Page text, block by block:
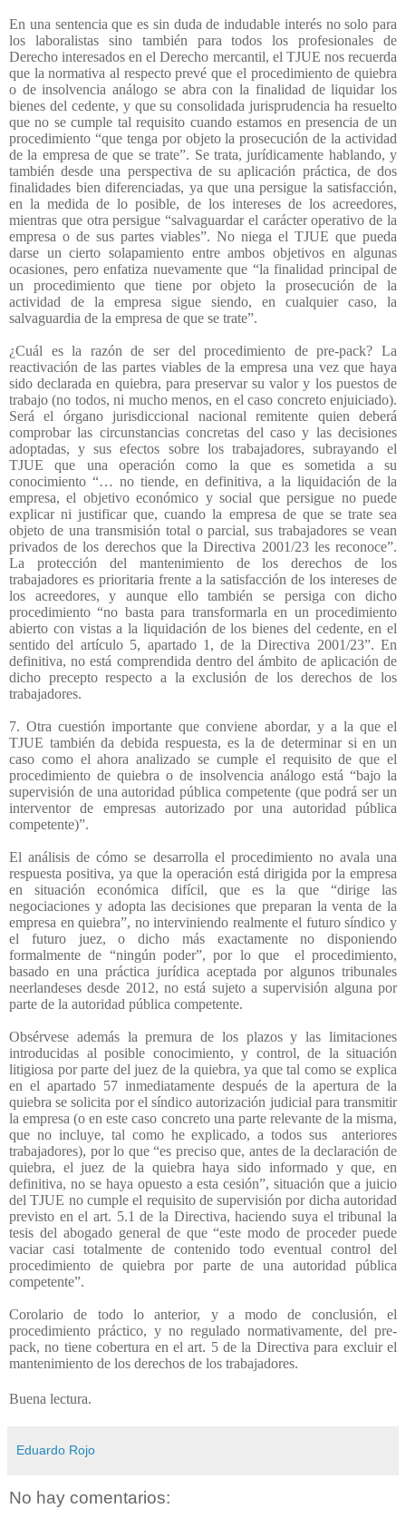
En una sentencia que es sin duda de indudable interés no solo para
los laboralistas sino también para todos los profesionales de
Derecho interesados en el Derecho mercantil, el TJUE nos recuerda
que la normativa al respecto prevé que el procedimiento de quiebra
o de insolvencia análogo se abra con la finalidad de liquidar los
bienes del cedente, y que su consolidada jurisprudencia ha resuelto
que no se cumple tal requisito cuando estamos en presencia de un
procedimiento “que tenga por objeto la prosecución de la actividad
de la empresa de que se trate”. Se trata, jurídicamente hablando, y
también desde una perspectiva de su aplicación práctica, de dos
finalidades bien diferenciadas, ya que una persigue la satisfacción,
en la medida de lo posible, de los intereses de los acreedores,
mientras que otra persigue “salvaguardar el carácter operativo de la
empresa o de sus partes viables”. No niega el TJUE que pueda
darse un cierto solapamiento entre ambos objetivos en algunas
ocasiones, pero enfatiza nuevamente que “la finalidad principal de
un procedimiento que tiene por objeto la prosecución de la
actividad de la empresa sigue siendo, en cualquier caso, la
salvaguardia de la empresa de que se trate”.
¿Cuál es la razón de ser del procedimiento de pre-pack? La
reactivación de las partes viables de la empresa una vez que haya
sido declarada en quiebra, para preservar su valor y los puestos de
trabajo (no todos, ni mucho menos, en el caso concreto enjuiciado).
Será el órgano jurisdiccional nacional remitente quien deberá
comprobar las circunstancias concretas del caso y las decisiones
adoptadas, y sus efectos sobre los trabajadores, subrayando el
TJUE que una operación como la que es sometida a su
conocimiento “… no tiende, en definitiva, a la liquidación de la
empresa, el objetivo económico y social que persigue no puede
explicar ni justificar que, cuando la empresa de que se trate sea
objeto de una transmisión total o parcial, sus trabajadores se vean
privados de los derechos que la Directiva 2001/23 les reconoce”.
La protección del mantenimiento de los derechos de los
trabajadores es prioritaria frente a la satisfacción de los intereses de
los acreedores, y aunque ello también se persiga con dicho
procedimiento “no basta para transformarla en un procedimiento
abierto con vistas a la liquidación de los bienes del cedente, en el
sentido del artículo 5, apartado 1, de la Directiva 2001/23”. En
definitiva, no está comprendida dentro del ámbito de aplicación de
dicho precepto respecto a la exclusión de los derechos de los
trabajadores.
7. Otra cuestión importante que conviene abordar, y a la que el
TJUE también da debida respuesta, es la de determinar si en un
caso como el ahora analizado se cumple el requisito de que el
procedimiento de quiebra o de insolvencia análogo está “bajo la
supervisión de una autoridad pública competente (que podrá ser un
interventor de empresas autorizado por una autoridad pública
competente)”.
El análisis de cómo se desarrolla el procedimiento no avala una
respuesta positiva, ya que la operación está dirigida por la empresa
en situación económica difícil, que es la que “dirige las
negociaciones y adopta las decisiones que preparan la venta de la
empresa en quiebra”, no interviniendo realmente el futuro síndico y
el futuro juez, o dicho más exactamente no disponiendo
formalmente de “ningún poder”, por lo que
el procedimiento,
basado en una práctica jurídica aceptada por algunos tribunales
neerlandeses desde 2012, no está sujeto a supervisión alguna por
parte de la autoridad pública competente.
Obsérvese además la premura de los plazos y las limitaciones
introducidas al posible conocimiento, y control, de la situación
litigiosa por parte del juez de la quiebra, ya que tal como se explica
en el apartado 57 inmediatamente después de la apertura de la
quiebra se solicita por el síndico autorización judicial para transmitir
la empresa (o en este caso concreto una parte relevante de la misma,
que no incluye, tal como he explicado, a todos sus
anteriores
trabajadores), por lo que “es preciso que, antes de la declaración de
quiebra, el juez de la quiebra haya sido informado y que, en
definitiva, no se haya opuesto a esta cesión”, situación que a juicio
del TJUE no cumple el requisito de supervisión por dicha autoridad
previsto en el art. 5.1 de la Directiva, haciendo suya el tribunal la
tesis del abogado general de que “este modo de proceder puede
vaciar casi totalmente de contenido todo eventual control del
procedimiento de quiebra por parte de una autoridad pública
competente”.
Corolario de todo lo anterior, y a modo de conclusión, el
procedimiento práctico, y no regulado normativamente, del pre-
pack, no tiene cobertura en el art. 5 de la Directiva para excluir el
mantenimiento de los derechos de los trabajadores.
Buena lectura.
Eduardo Rojo
No hay comentarios: